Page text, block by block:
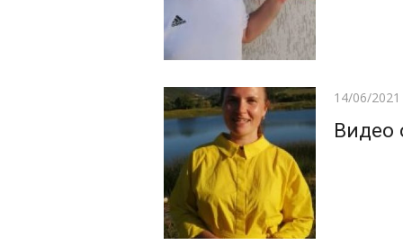
Posted
14/06/2021
Видео